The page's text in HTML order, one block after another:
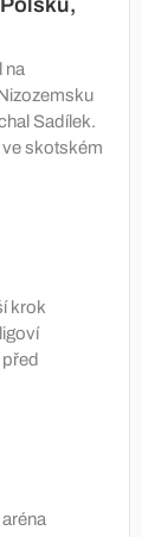
na
Sadílek.
skotském
krok